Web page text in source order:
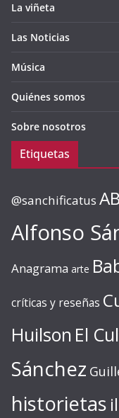
La viñeta
Las Noticias
Música
Quiénes somos
Sobre nosotros
Etiquetas
@sanchificatus
Alfonso
Anagrama arte
críticas y reseñas
Huilson El
Sánchez
historietas